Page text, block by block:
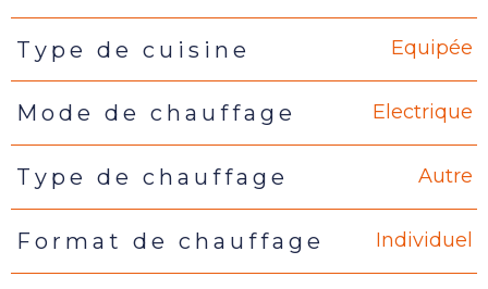
Type de cuisine Equipée
Mode de chauffage Electrique
Type de chauffage Autre
Format de chauffage Individuel